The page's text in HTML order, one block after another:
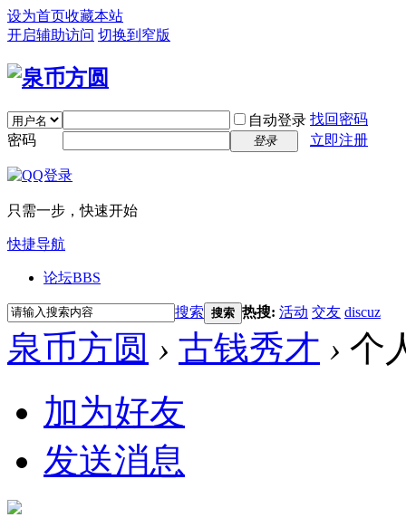
设为首页收藏本站
开启辅助访问 切换到窄版
自动登录 找回密码
密码
登录 立即注册
只需一步，快速开始
快捷导航
论坛BBS
搜索 搜索 热搜: 活动 交友 discuz
泉币方圆 › 古钱秀才 › 个
加为好友
发送消息